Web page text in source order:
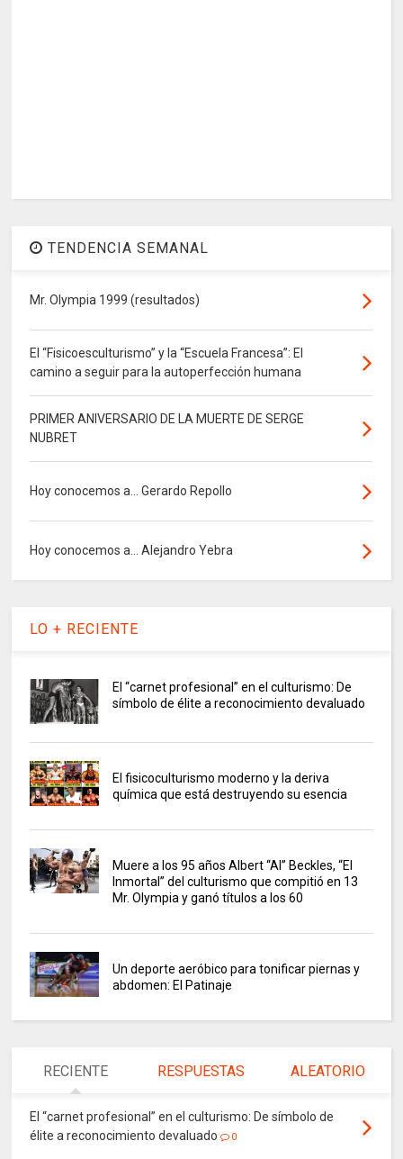
TENDENCIA SEMANAL
Mr. Olympia 1999 (resultados)
El “Fisicoesculturismo” y la “Escuela Francesa”: El
camino a seguir para la autoperfección humana
PRIMER ANIVERSARIO DE LA MUERTE DE SERGE
NUBRET
Hoy conocemos a... Gerardo Repollo
Hoy conocemos a... Alejandro Yebra
LO + RECIENTE
El “carnet profesional” en el culturismo: De
símbolo de élite a reconocimiento devaluado
El fisicoculturismo moderno y la deriva
química que está destruyendo su esencia
Muere a los 95 años Albert “Al” Beckles, “El
Inmortal” del culturismo que compitió en 13
Mr. Olympia y ganó títulos a los 60
Un deporte aeróbico para tonificar piernas y
abdomen: El Patinaje
RECIENTE RESPUESTAS ALEATORIO
El “carnet profesional” en el culturismo: De símbolo de
élite a reconocimiento devaluado
0